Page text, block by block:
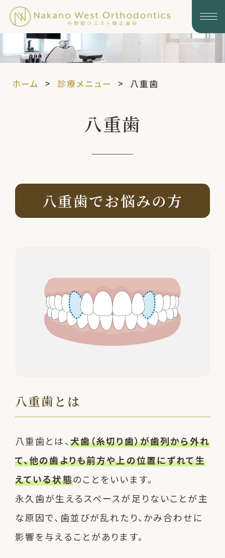
ホーム 診療メニュー 八重歯
八重歯
八重歯でお悩みの方
八重歯とは
八重歯とは、犬歯（糸切り歯）が歯列から外れ
て、他の歯よりも前方や上の位置にずれて生
えている状態のことをいいます。
永久歯が生えるスペースが足りないことが主
な原因で、歯並びが乱れたり、かみ合わせに
影響を与えることがあります。